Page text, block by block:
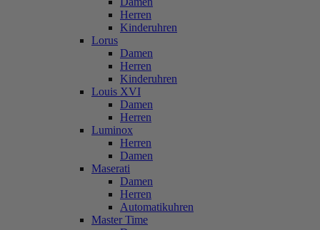
Herren
Kinderuhren
Lorus
Damen
Herren
Kinderuhren
Louis XVI
Damen
Herren
Luminox
Herren
Damen
Maserati
Damen
Herren
Automatikuhren
Master Time